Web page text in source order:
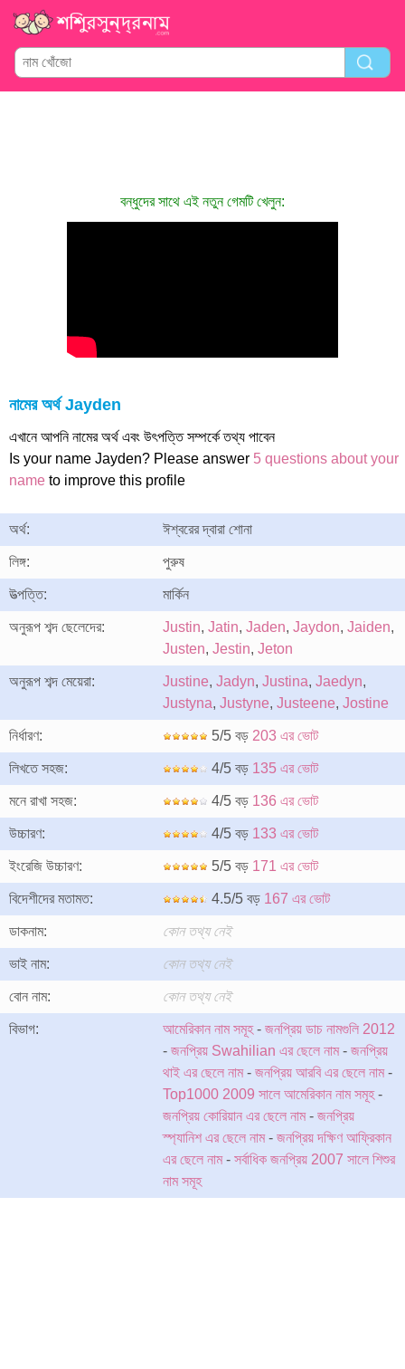
বন্ধুদের সাথে এই নতুন গেমটি খেলুন:
নামের অর্থ Jayden
এখানে আপনি নামের অর্থ এবং উৎপত্তি সম্পর্কে তথ্য পাবেন
Is your name Jayden? Please answer 5 questions about your
name to improve this profile
অর্থ: ঈশ্বরের দ্বারা শোনা
লিঙ্গ: পুরুষ
উত্পত্তি: মার্কিন
অনুরূপ শব্দ ছেলেদের: Justin, Jatin, Jaden, Jaydon, Jaiden,
Justen, Jestin, Jeton
অনুরূপ শব্দ মেয়েরা: Justine, Jadyn, Justina, Jaedyn,
Justyna, Justyne, Justeene, Jostine
নির্ধারণ: 5/5 বড় 203 এর ভোট
লিখতে সহজ: 4/5 বড় 135 এর ভোট
মনে রাখা সহজ: 4/5 বড় 136 এর ভোট
উচ্চারণ: 4/5 বড় 133 এর ভোট
ইংরেজি উচ্চারণ: 5/5 বড় 171 এর ভোট
বিদেশীদের মতামত: 4.5/5 বড় 167 এর ভোট
ডাকনাম: কোন তথ্য নেই
ভাই নাম: কোন তথ্য নেই
বোন নাম: কোন তথ্য নেই
বিভাগ: আমেরিকান নাম সমূহ- জনপ্রিয় ডাচ নামগুলি 2012
- জনপ্রিয় Swahilian এর ছেলে নাম- জনপ্রিয়
থাই এর ছেলে নাম- জনপ্রিয় আরবি এর ছেলে নাম-
Top1000 2009 সালে আমেরিকান নাম সমূহ-
জনপ্রিয় কোরিয়ান এর ছেলে নাম- জনপ্রিয়
স্প্যানিশ এর ছেলে নাম- জনপ্রিয় দক্ষিণ আফ্রিকান
এর ছেলে নাম- সর্বাধিক জনপ্রিয় 2007 সালে শিশুর
নাম সমূহ